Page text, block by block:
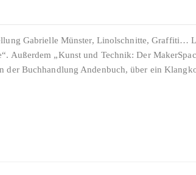
Gabrielle Münster, Linolschnitte, Graffiti…
Außerdem „Kunst und Technik: Der
der Buchhandlung Andenbuch, über ein